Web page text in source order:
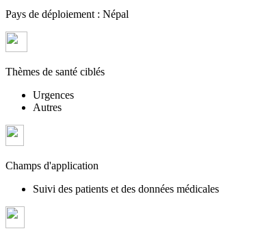
Pays de déploiement : Népal
Thèmes de santé ciblés
Urgences
Autres
Champs d'application
Suivi des patients et des données médicales